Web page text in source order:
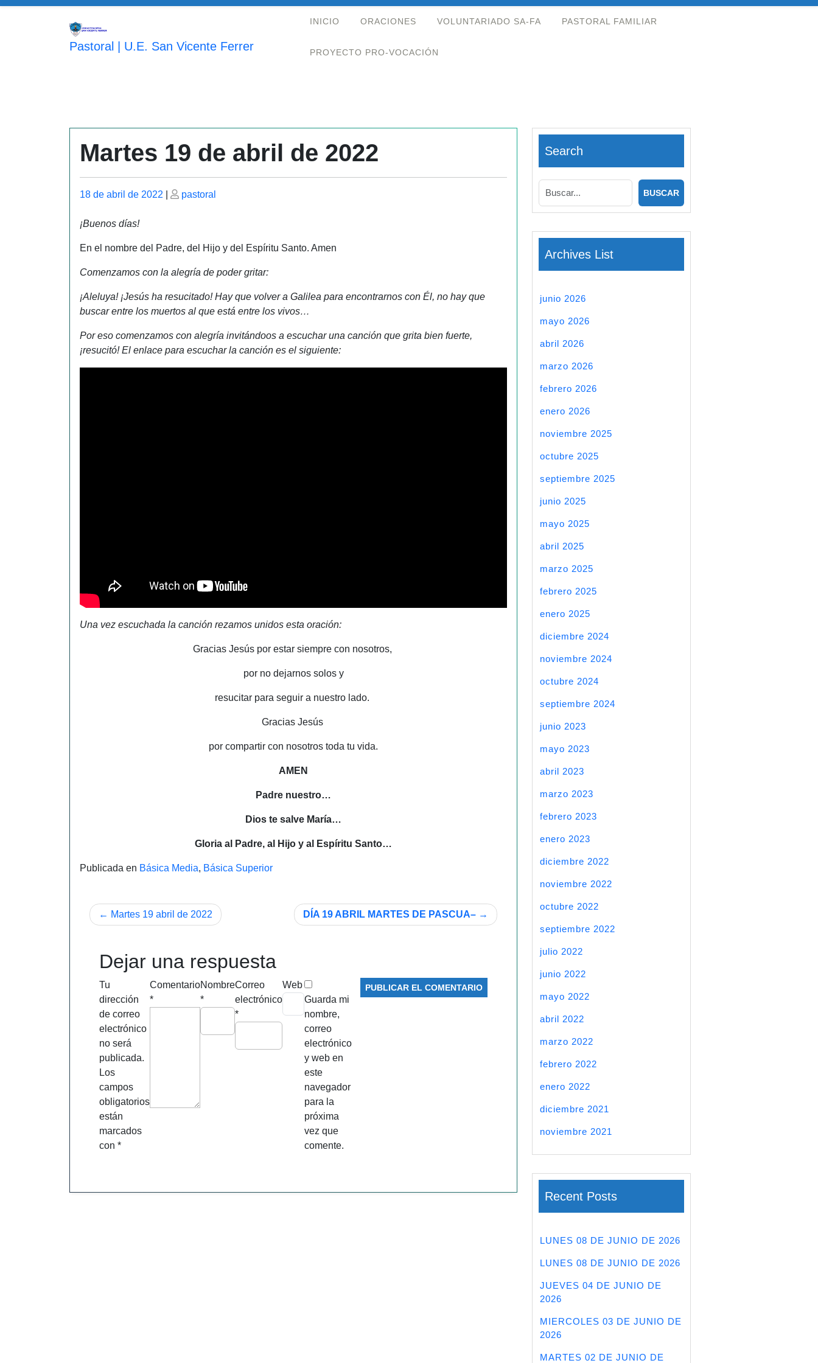
Saltar
Pastoral | U.E. San Vicente Ferrer
INICIO ORACIONES VOLUNTARIADO SA-FA PASTORAL FAMILIAR
PROYECTO PRO-VOCACIÓN
Martes 19 de abril de 2022
Publicado
18 de abril de 2022
Publicado
pastoral
¡Buenos días!
En el nombre del Padre, del Hijo y del Espíritu Santo. Amen
Comenzamos con la alegría de poder gritar:
¡Aleluya! ¡Jesús ha resucitado! Hay que volver a Galilea para encontrarnos con Él, no hay que
buscar entre los muertos al que está entre los vivos…
Por eso comenzamos con alegría invitándoos a escuchar una canción que grita bien fuerte,
¡resucitó! El enlace para escuchar la canción es el siguiente:
Una vez escuchada la canción rezamos unidos esta oración:
Gracias Jesús por estar siempre con nosotros,
por no dejarnos solos y
resucitar para seguir a nuestro lado.
Gracias Jesús
por compartir con nosotros toda tu vida.
AMEN
Padre nuestro…
Dios te salve María…
Gloria al Padre, al Hijo y al Espíritu Santo…
Publicada en Básica Media, Básica Superior
Navegación
entradas
Martes 19 abril de 2022 DÍA 19 ABRIL MARTES DE PASCUA–
Dejar una respuesta
Tu
dirección
de correo
electrónico
no será
publicada.
Los
campos
obligatorios
están
marcados
con *
Comentario
*
Nombre
*
Correo
electrónico
*
Web
Guarda mi
nombre,
correo
electrónico
y web en
este
navegador
para la
próxima
vez que
comente.
Search
Archives List
junio 2026
mayo 2026
abril 2026
marzo 2026
febrero 2026
enero 2026
noviembre 2025
octubre 2025
septiembre 2025
junio 2025
mayo 2025
abril 2025
marzo 2025
febrero 2025
enero 2025
diciembre 2024
noviembre 2024
octubre 2024
septiembre 2024
junio 2023
mayo 2023
abril 2023
marzo 2023
febrero 2023
enero 2023
diciembre 2022
noviembre 2022
octubre 2022
septiembre 2022
julio 2022
junio 2022
mayo 2022
abril 2022
marzo 2022
febrero 2022
enero 2022
diciembre 2021
noviembre 2021
Recent Posts
LUNES 08 DE JUNIO DE 2026
LUNES 08 DE JUNIO DE 2026
JUEVES 04 DE JUNIO DE
2026
MIERCOLES 03 DE JUNIO DE
2026
MARTES 02 DE JUNIO DE